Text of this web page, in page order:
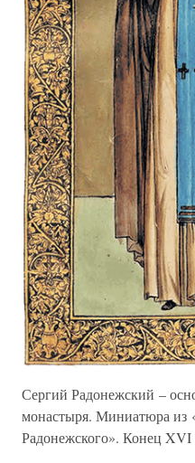
Сергий Радонежский –
монастыря. Миниатюра из
Радонежского». Конец